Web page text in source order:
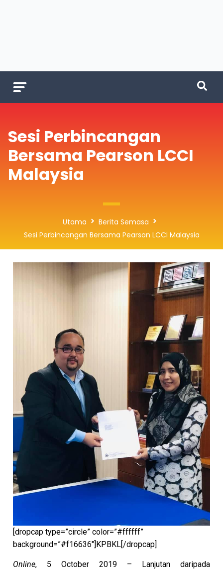
Sesi Perbincangan
Bersama Pearson LCCI
Malaysia
Utama
Berita Semasa
Sesi Perbincangan Bersama Pearson LCCI Malaysia
[dropcap type=”circle” color=”#ffffff”
background=”#f16636″]KPBKL[/dropcap]
Online, 5 October 2019 – Lanjutan daripada